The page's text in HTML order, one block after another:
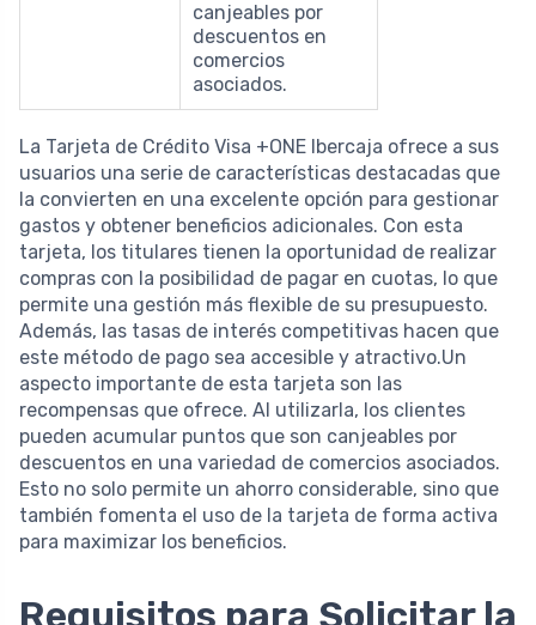
canjeables por
descuentos en
comercios
asociados.
La Tarjeta de Crédito Visa +ONE Ibercaja ofrece a sus
usuarios una serie de características destacadas que
la convierten en una excelente opción para gestionar
gastos y obtener beneficios adicionales. Con esta
tarjeta, los titulares tienen la oportunidad de realizar
compras con la posibilidad de pagar en cuotas, lo que
permite una gestión más flexible de su presupuesto.
Además, las tasas de interés competitivas hacen que
este método de pago sea accesible y atractivo.Un
aspecto importante de esta tarjeta son las
recompensas que ofrece. Al utilizarla, los clientes
pueden acumular puntos que son canjeables por
descuentos en una variedad de comercios asociados.
Esto no solo permite un ahorro considerable, sino que
también fomenta el uso de la tarjeta de forma activa
para maximizar los beneficios.
Requisitos para Solicitar la